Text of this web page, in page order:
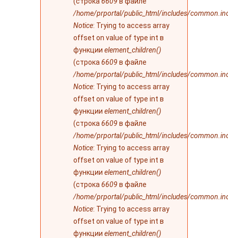
/home/prportal/public_html/includes/
Notice: Trying to access array
offset on value of type int в
функции element_children()
(строка 6609 в файле
/home/prportal/public_html/includes/
Notice: Trying to access array
offset on value of type int в
функции element_children()
(строка 6609 в файле
/home/prportal/public_html/includes/
Notice: Trying to access array
offset on value of type int в
функции element_children()
(строка 6609 в файле
/home/prportal/public_html/includes/
Notice: Trying to access array
offset on value of type int в
функции element_children()